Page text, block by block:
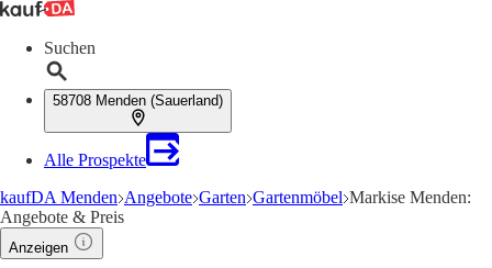
Suchen
58708 Menden (Sauerland)
Alle Prospekte
kaufDA Menden Angebote Garten Gartenmöbel Markise Menden:
Angebote & Preis
Anzeigen